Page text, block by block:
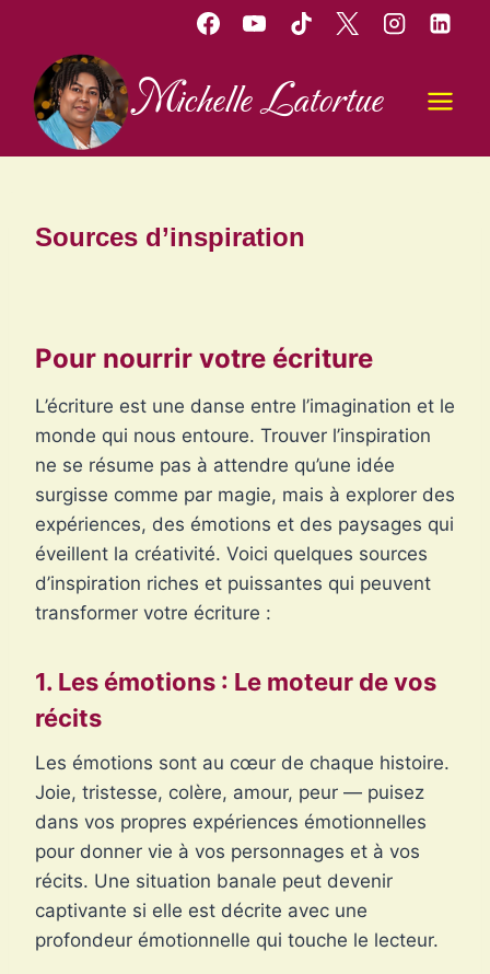
contenu
Michelle Latortue
Sources d’inspiration
Pour nourrir votre écriture
L’écriture est une danse entre l’imagination et le
monde qui nous entoure. Trouver l’inspiration
ne se résume pas à attendre qu’une idée
surgisse comme par magie, mais à explorer des
expériences, des émotions et des paysages qui
éveillent la créativité. Voici quelques sources
d’inspiration riches et puissantes qui peuvent
transformer votre écriture :
1. Les émotions : Le moteur de vos
récits
Les émotions sont au cœur de chaque histoire.
Joie, tristesse, colère, amour, peur — puisez
dans vos propres expériences émotionnelles
pour donner vie à vos personnages et à vos
récits. Une situation banale peut devenir
captivante si elle est décrite avec une
profondeur émotionnelle qui touche le lecteur.